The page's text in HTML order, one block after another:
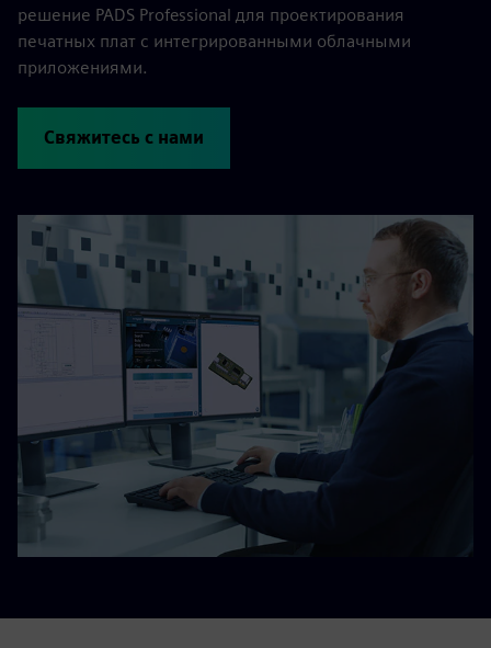
решение PADS Professional для проектирования
печатных плат с интегрированными облачными
приложениями.
Свяжитесь с нами